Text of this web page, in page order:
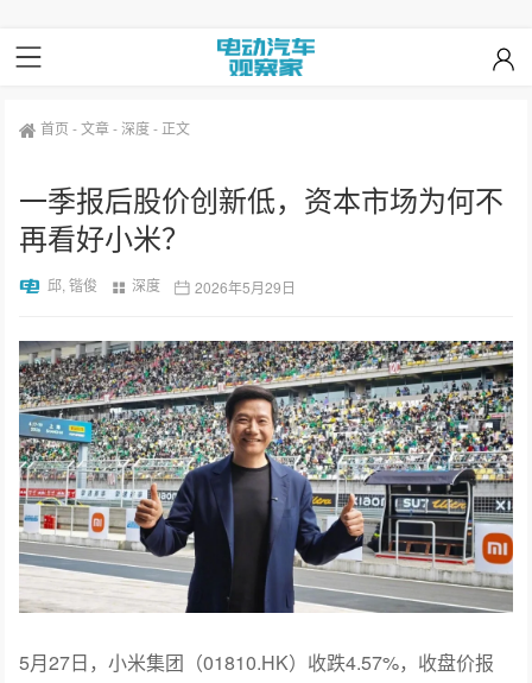
首页 -文章-深度- 正文
一季报后股价创新低，资本市场为何不
再看好小米？
邱, 锴俊 深度 2026年5月29日
5月27日，小米集团（01810.HK）收跌4.57%，收盘价报